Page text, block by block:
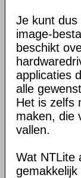
Je kunt dus
image-
beschikt
applicaties
alle
Het is zelfs
maken, die
vallen.
Wat NTLite